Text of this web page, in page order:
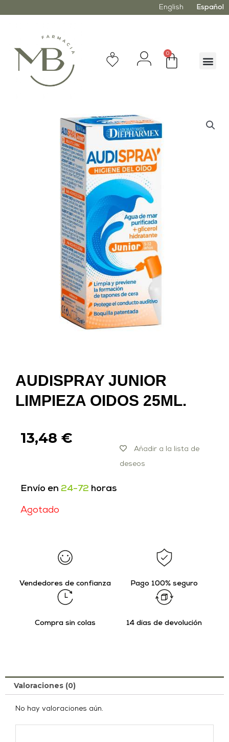
English Español
0
AUDISPRAY JUNIOR
LIMPIEZA OIDOS 25ML.
13,48 €
Añadir a la lista de
deseos
Envío en 24-72 horas
Agotado
Vendedores de confianza Pago 100% seguro
Compra sin colas 14 días de devolución
Valoraciones (0)
No hay valoraciones aún.